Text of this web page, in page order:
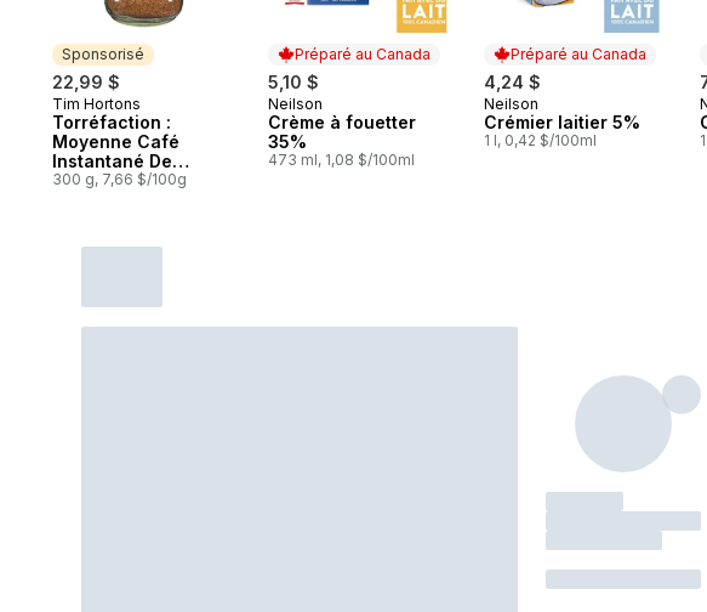
Sponsorisé
22,99 $
Sponsorisé
Tim Hortons
Torréfaction :
Moyenne Café
Instantané De
Qualité Supérieure
300 g, 7,66 $/100g
Préparé au Canada
5,10 $
Préparé au Canada
Neilson
Crème à fouetter
35%
473 ml, 1,08 $/100ml
Préparé au Canada
4,24 $
Préparé au Canada
Neilson
Crémier laitier 5%
1 l, 0,42 $/100ml